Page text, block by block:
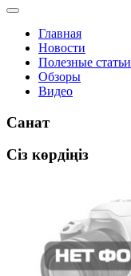
Главная
Новости
Полезные статьи
Обзоры
Видео
Санат
Сіз көрдіңіз